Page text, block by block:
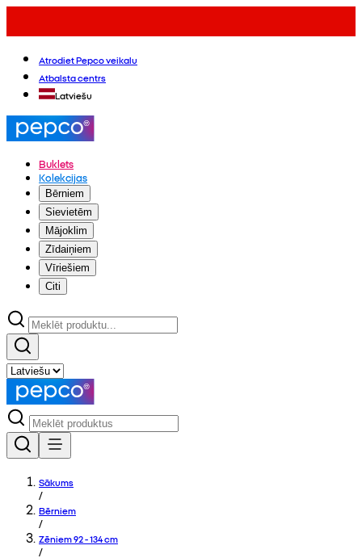
Atrodiet Pepco veikalu
Atbalsta centrs
Latviešu
Buklets
Kolekcijas
Bērniem
Sievietēm
Mājoklim
Zīdaiņiem
Vīriešiem
Citi
Sākums
/
Bērniem
/
Zēniem 92 - 134 cm
/